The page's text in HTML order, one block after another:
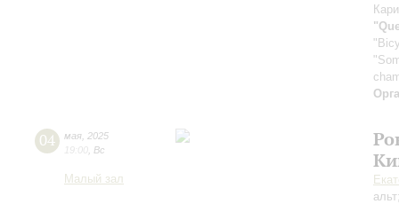
04 мая 2025
19:00 Вс
Малый зал